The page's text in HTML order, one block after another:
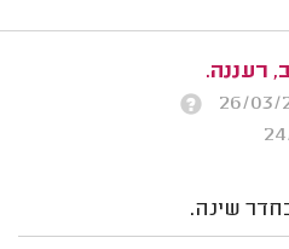
רעננה.
שינה.